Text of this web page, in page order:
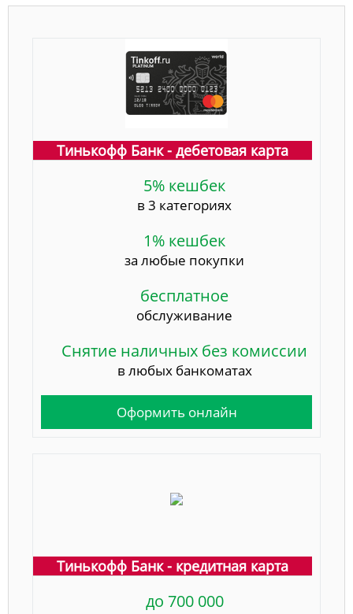
Тинькофф Банк - дебетовая карта
5% кешбек
в 3 категориях
1% кешбек
за любые покупки
бесплатное
обслуживание
Снятие наличных без комиссии
в любых банкоматах
Оформить онлайн
Тинькофф Банк - кредитная карта
до 700 000